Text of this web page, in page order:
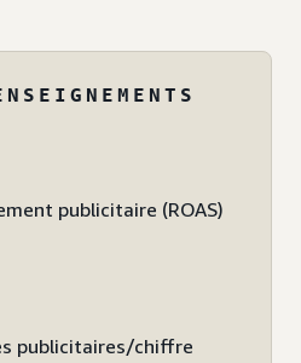
publicitaire (ROAS)
publicitaires/chiffre